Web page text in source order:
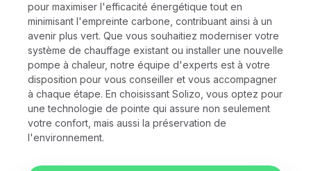
pour maximiser l'efficacité énergétique tout en
minimisant l'empreinte carbone, contribuant ainsi à un
avenir plus vert. Que vous souhaitiez moderniser votre
système de chauffage existant ou installer une nouvelle
pompe à chaleur, notre équipe d'experts est à votre
disposition pour vous conseiller et vous accompagner
à chaque étape. En choisissant Solizo, vous optez pour
une technologie de pointe qui assure non seulement
votre confort, mais aussi la préservation de
l'environnement.